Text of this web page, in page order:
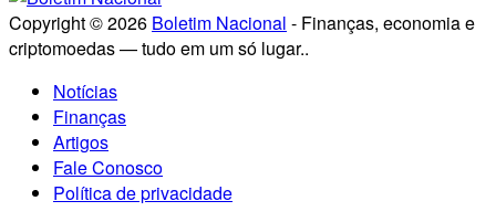
Copyright © 2026 Boletim Nacional - Finanças, economia e
criptomoedas — tudo em um só lugar..
Notícias
Finanças
Artigos
Fale Conosco
Política de privacidade